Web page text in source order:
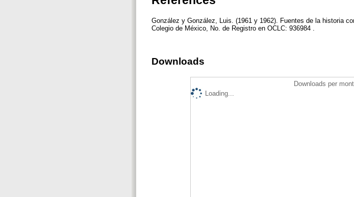
González y González, Luis. (1961 y 1962). Fuentes de la historia
Colegio de México, No. de Registro en OCLC: 936984 .
Downloads
Downloads per
Loading...